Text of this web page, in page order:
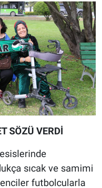
SÖZÜ VERDİ
sıcak ve samimi
futbolcularla